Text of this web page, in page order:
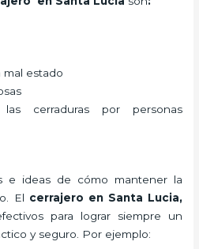
mal estado
cerraduras por personas
e ideas de cómo mantener la
El cerrajero en Santa Lucia,
para lograr siempre un
y seguro. Por ejemplo: